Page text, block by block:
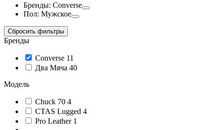
Бренды: Converse
Пол: Мужское
Сбросить фильтры
Бренды
Converse 11
Два Мяча 40
Модель
Chuck 70 4
CTAS Lugged 4
Pro Leather 1